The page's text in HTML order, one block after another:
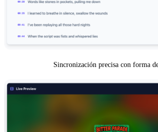
Sincronización precisa con forma